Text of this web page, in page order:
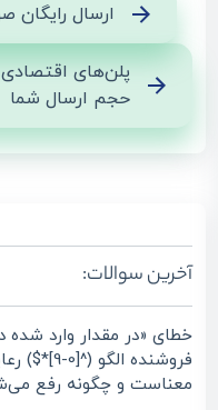
ارسال رایگان
پلن‌های
حجم ارسال شما
آخرین سوالات:
خطای «در مقدار وارد شده
فروشنده
معناست و چگونه رفع